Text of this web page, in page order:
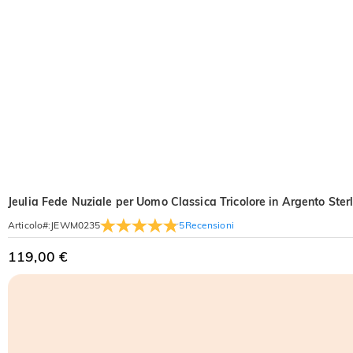
Jeulia Fede Nuziale per Uomo Classica Tricolore in Argento
Articolo#: JEWM0235 5Recensioni
119,00 €